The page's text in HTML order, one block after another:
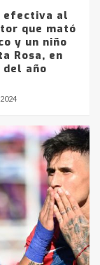
efectiva al
que mató
y un niño
Rosa, en
año
un
en
Axion